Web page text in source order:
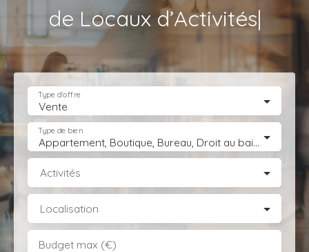
de|
Vente
Type d'offre
Appartement, Boutique, Bureau, Droit au bail, Entrepôt, Fonds de commerce, Hôtel, hébergement, Immeuble, Immobilier Pro, Local commercial, Local professionnel, Local industriel, Magasin, boutique, Terrain Industriel, Terrain Constructible, Transmission d'entreprise
Type de bien
Activités
Localisation
Budget max (€)